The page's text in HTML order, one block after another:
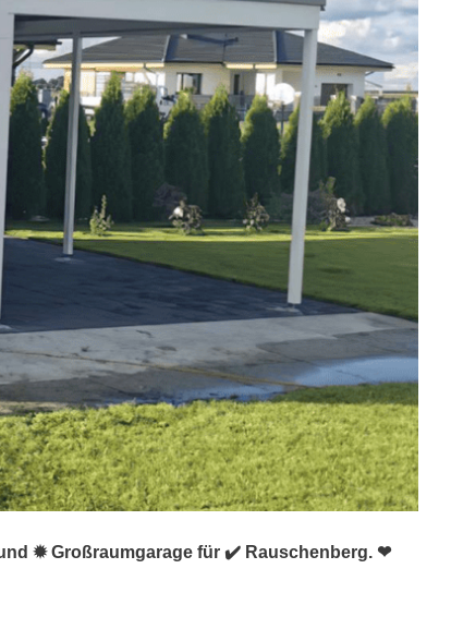
✹ Großraumgarage für ✔️ Rauschenberg. ❤